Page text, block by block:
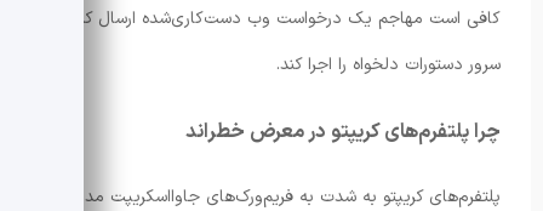
کافی است مهاجم یک درخواست وب دست‌کاری‌شده ارسال کند تا
سرور دستورات دلخواه را اجرا کند.
چرا پلتفرم‌های کریپتو در معرض خطر‌اند
پلتفرم‌های کریپتو به شدت به فریم‌ورک‌های جاوااسکریپت مدرن